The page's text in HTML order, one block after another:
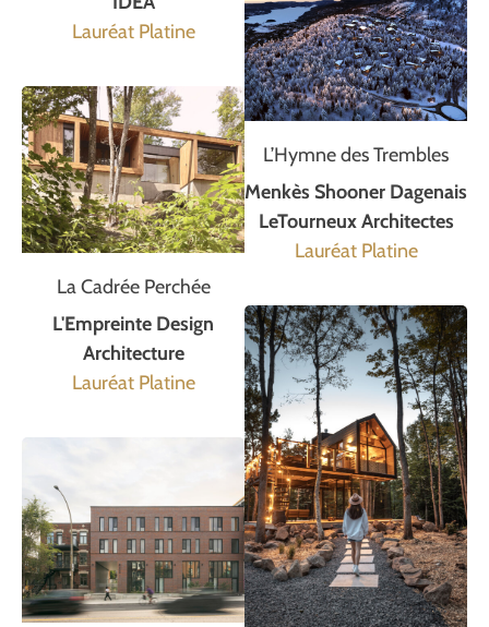
Lauréat Platine
La Cadrée Perchée
L'Empreinte Design
Architecture
Lauréat Platine
L’Hymne des Trembles
Menkès Shooner Dagenais
LeTourneux Architectes
Lauréat Platine